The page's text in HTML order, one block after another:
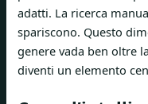
adatti. La ricerca
spariscono. Questo
genere vada ben oltre
diventi un elemento